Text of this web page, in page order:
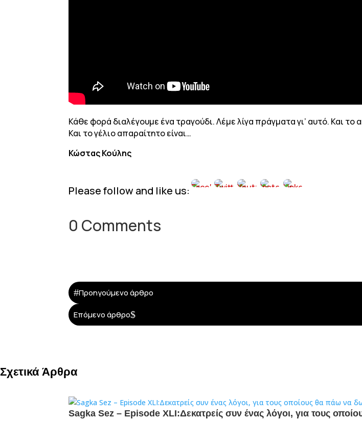
Κάθε φορά διαλέγουμε ένα τραγούδι. Λέμε λίγα πράγματα γι’ αυτό. Και το
Και το γέλιο απαραίτητο είναι…
Κώστας Κούλης
Please follow and like us:
0 Comments
#Προηγούμενο άρθρο
Επόμενο άρθρο$
Σχετικά Άρθρα
Sagka Sez – Episode XLI:Δεκατρείς συν ένας λόγοι, για τους